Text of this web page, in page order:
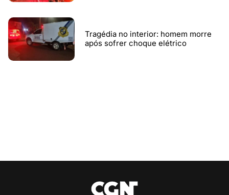
Tragédia no interior: homem morre
após sofrer choque elétrico